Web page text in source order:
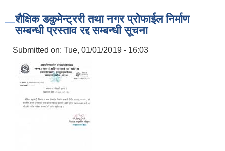
शैक्षिक डकुमेन्ट्ररी तथा नगर प्रोफाईल निर्माण
सम्बन्धी प्रस्ताव रद्द सम्बन्धी सूचना
Submitted on: Tue, 01/01/2019 - 16:03